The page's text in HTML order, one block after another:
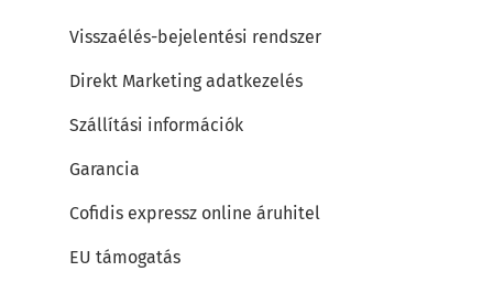
Visszaélés-bejelentési rendszer
Direkt Marketing adatkezelés
Szállítási információk
Garancia
Cofidis expressz online áruhitel
EU támogatás